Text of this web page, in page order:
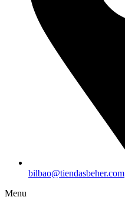
bilbao@tiendasbeher.com
Menu